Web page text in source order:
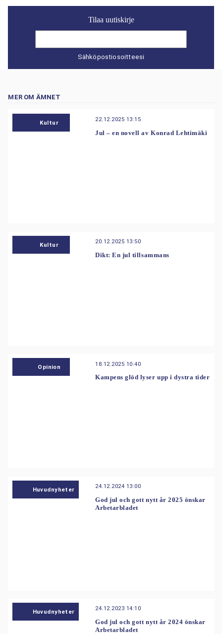
Tilaa uutiskirje
Sähköpostiosoitteesi
MER OM ÄMNET
Kultur 22.12.2025 13:15
Jul – en novell av Konrad Lehtimäki
Kultur 20.12.2025 13:50
Dikt: En jul tillsammans
Opinion 18.12.2025 10:40
Kampens glöd lyser upp i dystra tider
Huvudnyheter 24.12.2024 13:00
God jul och gott nytt år 2025 önskar
Arbetarbladet
Huvudnyheter 24.12.2023 14:10
God jul och gott nytt år 2024 önskar
Arbetarbladet